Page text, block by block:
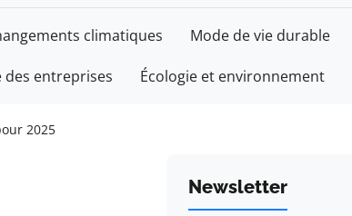
climatiques Mode de vie durable
des entreprises Écologie et environnement
2025
Newsletter